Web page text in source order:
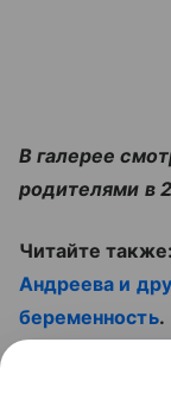
В галерее
родителями в
Читайте также:
Андреева и
беременность.